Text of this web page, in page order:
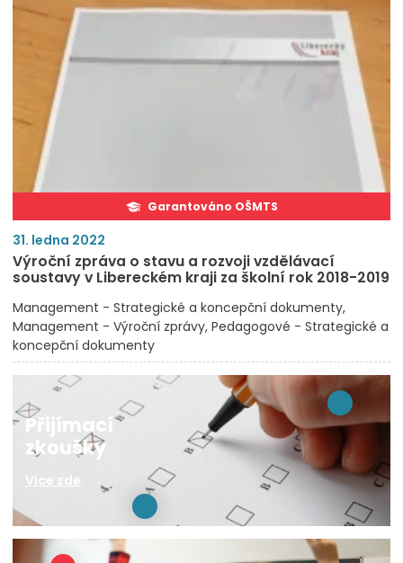
Garantováno OŠMTS
31. ledna 2022
Výroční zpráva o stavu a rozvoji vzdělávací
soustavy v Libereckém kraji za školní rok 2018-2019
Management - Strategické a koncepční dokumenty
Management - Výroční zprávy Pedagogové - Strategické a
koncepční dokumenty
Přijímací
zkoušky
Více zde